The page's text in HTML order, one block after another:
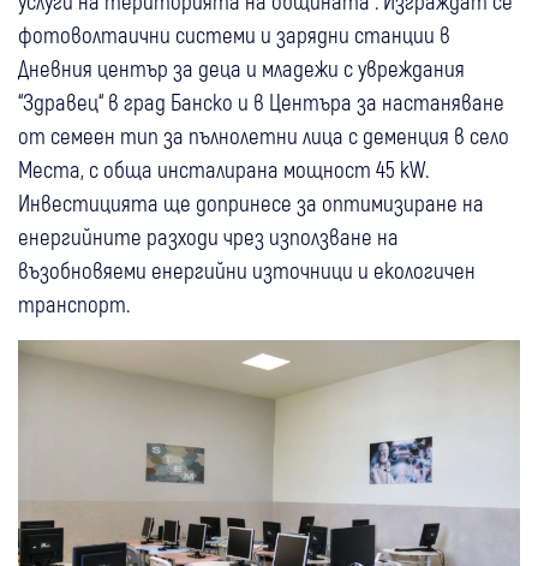
фотоволтаични системи и зарядни станции в
Дневния център за деца и младежи с увреждания
“Здравец“ в град Банско и в Центъра за настаняване
от семеен тип за пълнолетни лица с деменция в село
Места, с обща инсталирана мощност 45 kW.
Инвестицията ще допринесе за оптимизиране на
енергийните разходи чрез използване на
възобновяеми енергийни източници и екологичен
транспорт.